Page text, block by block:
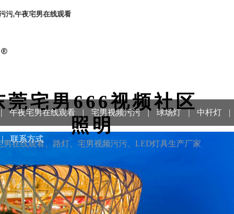
污,午夜宅男在线观看
莞宅男666视频社区
照明
男在线观看、路灯、宅男视频污污、LED灯具生产厂家
午夜宅男在线观看 宅男视频污污 | 球场灯 中杆灯
| 联系方式